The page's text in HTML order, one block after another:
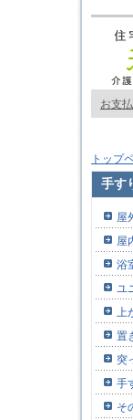
お支
トップ
手す
屋
屋
浴
ユ
上
置
突
手
そ